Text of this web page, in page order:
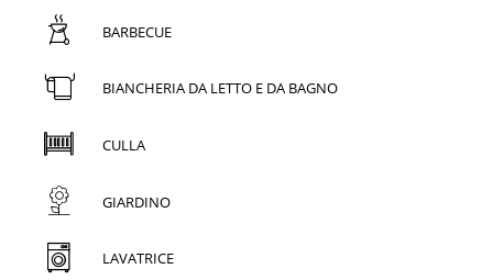
BARBECUE
BIANCHERIA DA LETTO E DA BAGNO
CULLA
GIARDINO
LAVATRICE